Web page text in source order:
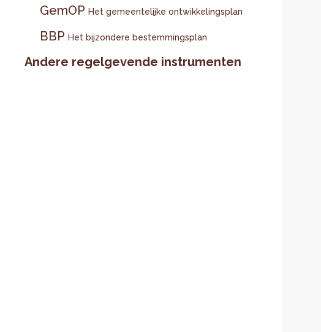
GemOP Het gemeentelijke ontwikkelingsplan
BBP Het bijzondere bestemmingsplan
Andere regelgevende instrumenten